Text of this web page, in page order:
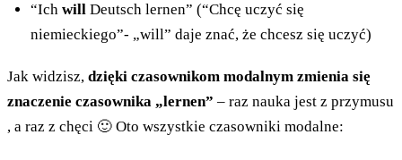
“Ich will Deutsch lernen” (“Chcę uczyć się
niemieckiego”- „will” daje znać, że chcesz się uczyć)
Jak widzisz, dzięki czasownikom modalnym zmienia się
znaczenie czasownika „lernen” – raz nauka jest z przymusu
, a raz z chęci 🙂 Oto wszystkie czasowniki modalne: